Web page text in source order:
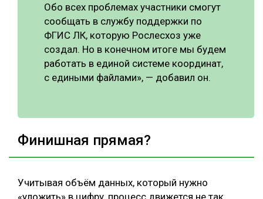
Обо всех проблемах участники смогут
сообщать в службу поддержки по
ФГИС ЛК, которую Рослесхоз уже
создал. Но в конечном итоге мы будем
работать в единой системе координат,
с едиными файлами», — добавил он.
Финишная прямая?
Учитывая объём данных, который нужно
«уложить» в цифру, процесс движется не так